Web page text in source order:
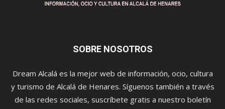
SOBRE NOSOTROS
Dream Alcalá es la mejor web de información, ocio, cultura
y turismo de Alcalá de Henares. Síguenos también a través
de las redes sociales, suscríbete gratis a nuestro boletín